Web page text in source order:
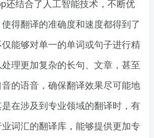
还结合了人工智能技术，不断优
得翻译的准确度和速度都得到了
能够对单一的单词或句子进行精
理更加复杂的长句、文章，甚至
的语音，确保翻译效果尽可能地
在涉及到专业领域的翻译时，有
词汇的翻译库，能够提供更加专